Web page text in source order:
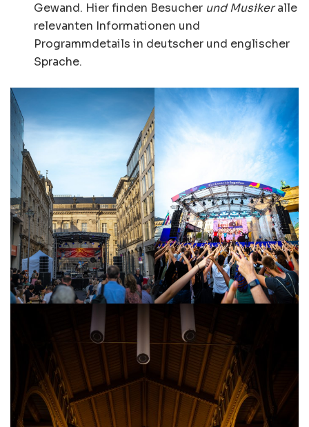
Gewand. Hier finden Besucher und Musikeralle
relevanten Informationen und
Programmdetails in deutscher und englischer
Sprache.